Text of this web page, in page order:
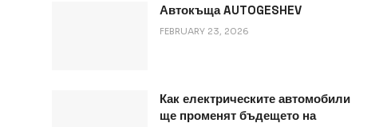
Автокъща AUTOGESHEV
FEBRUARY 23, 2026
Как електрическите автомобили
ще променят бъдещето на